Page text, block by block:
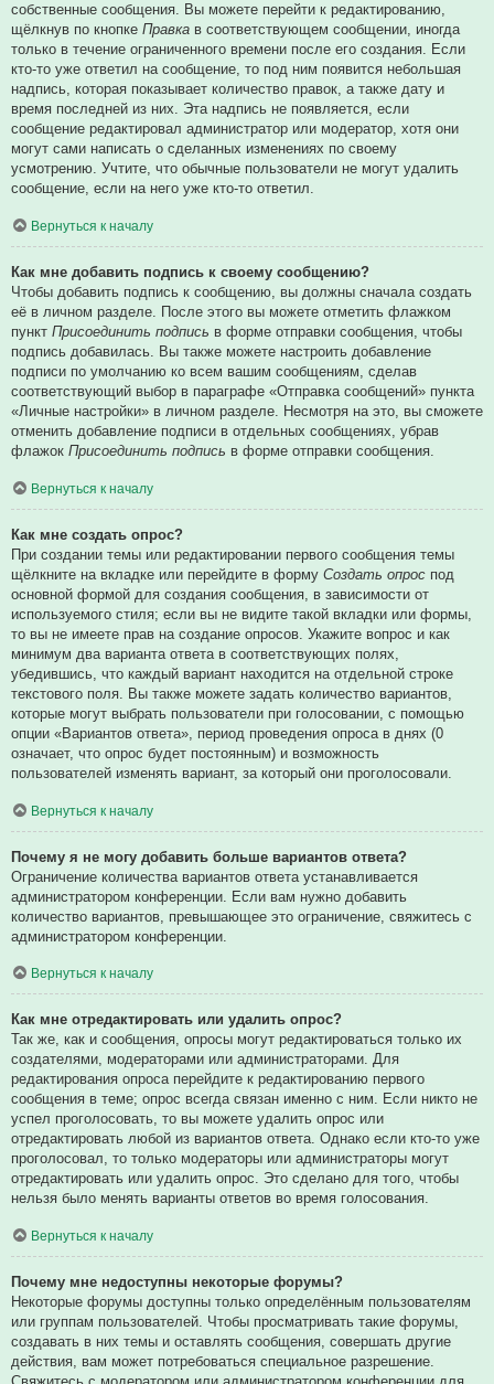
собственные сообщения. Вы можете перейти к редактированию,
щёлкнув по кнопке Правка в соответствующем сообщении, иногда
только в течение ограниченного времени после его создания. Если
кто-то уже ответил на сообщение, то под ним появится небольшая
надпись, которая показывает количество правок, а также дату и
время последней из них. Эта надпись не появляется, если
сообщение редактировал администратор или модератор, хотя они
могут сами написать о сделанных изменениях по своему
усмотрению. Учтите, что обычные пользователи не могут удалить
сообщение, если на него уже кто-то ответил.
Вернуться к началу
Как мне добавить подпись к своему сообщению?
Чтобы добавить подпись к сообщению, вы должны сначала создать
её в личном разделе. После этого вы можете отметить флажком
пункт Присоединить подпись в форме отправки сообщения, чтобы
подпись добавилась. Вы также можете настроить добавление
подписи по умолчанию ко всем вашим сообщениям, сделав
соответствующий выбор в параграфе «Отправка сообщений» пункта
«Личные настройки» в личном разделе. Несмотря на это, вы сможете
отменить добавление подписи в отдельных сообщениях, убрав
флажок Присоединить подпись в форме отправки сообщения.
Вернуться к началу
Как мне создать опрос?
При создании темы или редактировании первого сообщения темы
щёлкните на вкладке или перейдите в форму Создать опрос под
основной формой для создания сообщения, в зависимости от
используемого стиля; если вы не видите такой вкладки или формы,
то вы не имеете прав на создание опросов. Укажите вопрос и как
минимум два варианта ответа в соответствующих полях,
убедившись, что каждый вариант находится на отдельной строке
текстового поля. Вы также можете задать количество вариантов,
которые могут выбрать пользователи при голосовании, с помощью
опции «Вариантов ответа», период проведения опроса в днях (0
означает, что опрос будет постоянным) и возможность
пользователей изменять вариант, за который они проголосовали.
Вернуться к началу
Почему я не могу добавить больше вариантов ответа?
Ограничение количества вариантов ответа устанавливается
администратором конференции. Если вам нужно добавить
количество вариантов, превышающее это ограничение, свяжитесь с
администратором конференции.
Вернуться к началу
Как мне отредактировать или удалить опрос?
Так же, как и сообщения, опросы могут редактироваться только их
создателями, модераторами или администраторами. Для
редактирования опроса перейдите к редактированию первого
сообщения в теме; опрос всегда связан именно с ним. Если никто не
успел проголосовать, то вы можете удалить опрос или
отредактировать любой из вариантов ответа. Однако если кто-то уже
проголосовал, то только модераторы или администраторы могут
отредактировать или удалить опрос. Это сделано для того, чтобы
нельзя было менять варианты ответов во время голосования.
Вернуться к началу
Почему мне недоступны некоторые форумы?
Некоторые форумы доступны только определённым пользователям
или группам пользователей. Чтобы просматривать такие форумы,
создавать в них темы и оставлять сообщения, совершать другие
действия, вам может потребоваться специальное разрешение.